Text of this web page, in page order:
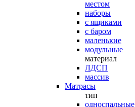
местом
наборы
с ящиками
с баром
маленькие
модульные
материал
ЛДСП
массив
Матрасы
тип
односпальные